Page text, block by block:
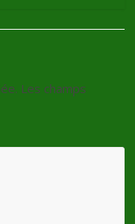
Les champs